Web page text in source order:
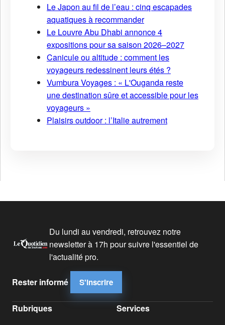
Le Japon au fil de l’eau : cinq escapades
aquatiques à recommander
Le Louvre Abu Dhabi annonce 4
expositions pour sa saison 2026–2027
Canicule ou altitude : comment les
voyageurs redessinent leurs étés ?
Vumbura Voyages : « L'Ouganda reste
une destination sûre et accessible pour les
voyageurs »
Plaisirs outdoor : l’Italie autrement
Du lundi au vendredi, retrouvez notre
newsletter à 17h pour suivre l'essentiel de
l'actualité pro.
Rester informé S'inscrire
Rubriques Services